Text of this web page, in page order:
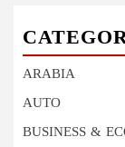
ARABIA
AUTO
BUSINESS &